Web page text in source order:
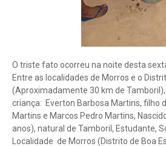
O triste fato ocorreu na noite desta
Entre as localidades de Morros e o
(Aproximadamente 30 km de
criança: Everton Barbosa Martins, filho
Martins e Marcos Pedro Martins,
anos), natural de Tamboril, Estudante,
Localidade de Morros (Distrito de Boa